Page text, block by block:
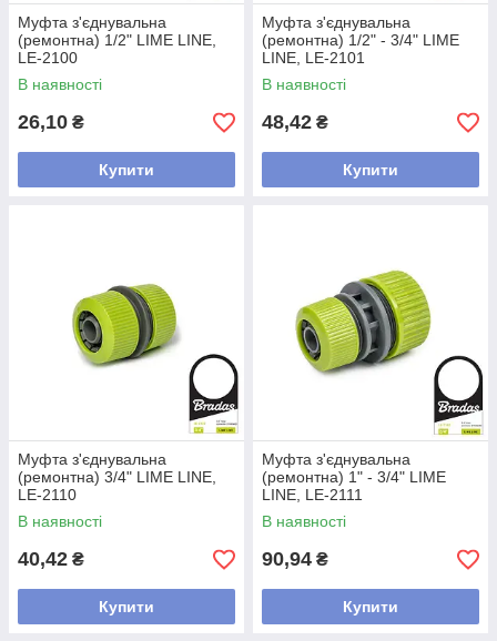
Муфта з'єднувальна
(ремонтна) 1/2" LIME LINE,
LE-2100
В наявності
26,10 ₴
Купити
Муфта з'єднувальна
(ремонтна) 1/2" - 3/4" LIME
LINE, LE-2101
В наявності
48,42 ₴
Купити
Муфта з'єднувальна
(ремонтна) 3/4" LIME LINE,
LE-2110
В наявності
40,42 ₴
Купити
Муфта з'єднувальна
(ремонтна) 1" - 3/4" LIME
LINE, LE-2111
В наявності
90,94 ₴
Купити